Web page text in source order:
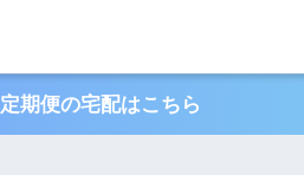
定期便の宅配はこちら